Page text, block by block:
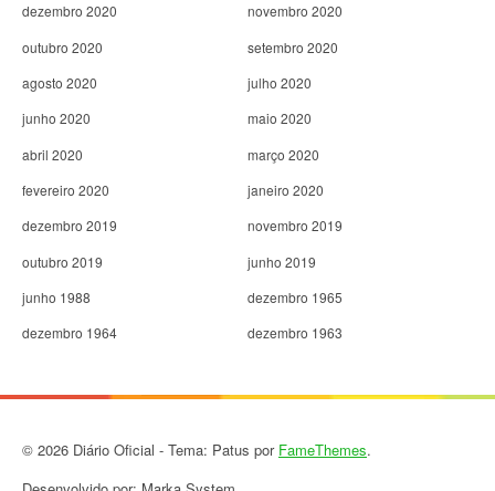
dezembro 2020
novembro 2020
outubro 2020
setembro 2020
agosto 2020
julho 2020
junho 2020
maio 2020
abril 2020
março 2020
fevereiro 2020
janeiro 2020
dezembro 2019
novembro 2019
outubro 2019
junho 2019
junho 1988
dezembro 1965
dezembro 1964
dezembro 1963
© 2026 Diário Oficial - Tema: Patus por FameThemes.